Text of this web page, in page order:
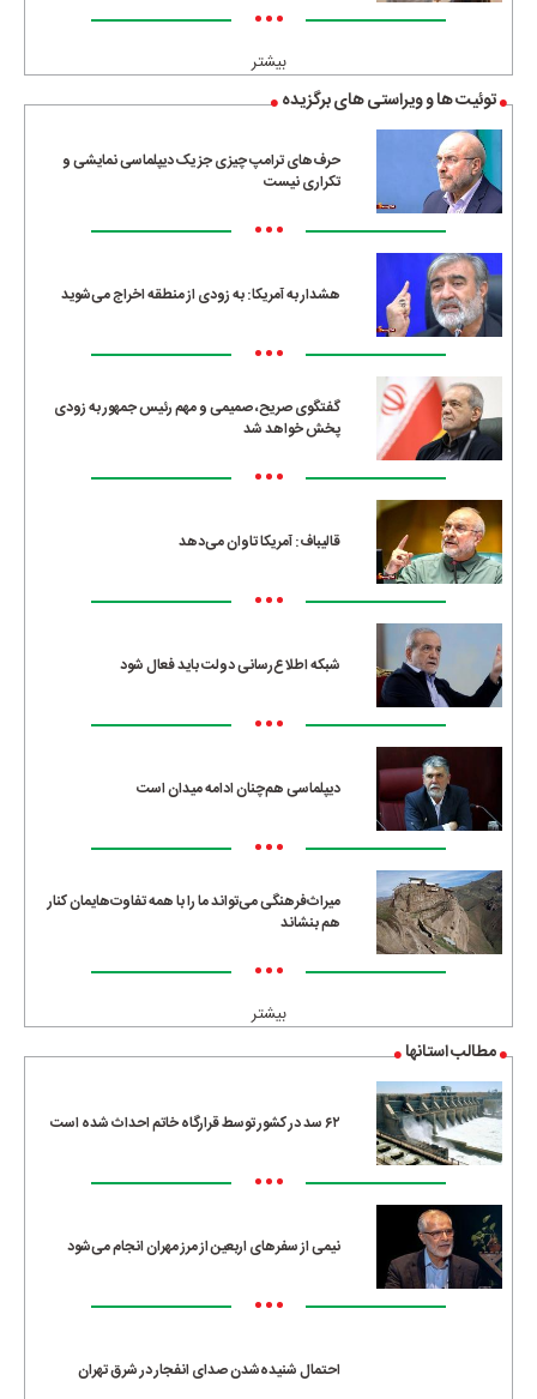
•••
بیشتر
توئیت ها و ویراستی های برگزیده
حرف‌های ترامپ چیزی جز یک دیپلماسی نمایشی و
تکراری نیست
•••
هشدار به آمریکا: به زودی از منطقه اخراج می‌شوید
•••
گفتگوی صریح، صمیمی و مهم رئیس جمهور به زودی
پخش خواهد شد
•••
قالیباف: آمریکا تاوان می‌دهد
•••
شبکه اطلاع‌رسانی دولت باید فعال شود
•••
دیپلماسی هم‌چنان ادامه میدان است
•••
میراث‌فرهنگی می‌تواند ما را با همه تفاوت‌هایمان کنار
هم بنشاند
•••
بیشتر
مطالب استانها
۶۲ سد در کشور توسط قرارگاه خاتم احداث شده است
•••
نیمی از سفرهای اربعین از مرز مهران انجام می‌شود
•••
احتمال شنیده‌شدن صدای انفجار در شرق تهران